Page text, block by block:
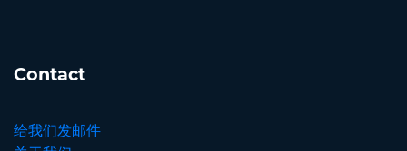
Contact
给我们发邮件